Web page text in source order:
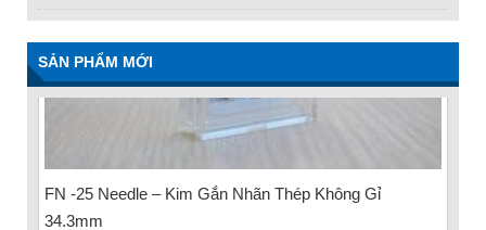
SẢN PHẨM MỚI
FN -25 Needle – Kim Gắn Nhãn Thép Không Gỉ
34.3mm